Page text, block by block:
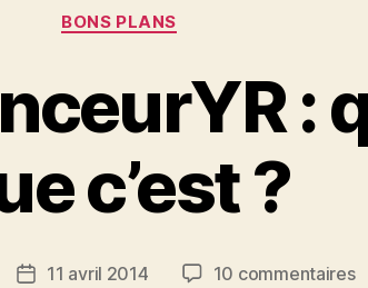
Catégories
BONS PLANS
:
c’est ?
Date11 avril 2014 10 commentairessur